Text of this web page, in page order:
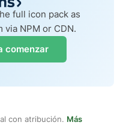
full icon pack as
NPM or CDN.
comenzar
con atribución. Más